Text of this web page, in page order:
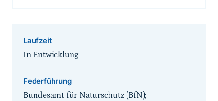
Laufzeit
In Entwicklung
Federführung
Bundesamt für Naturschutz (BfN);